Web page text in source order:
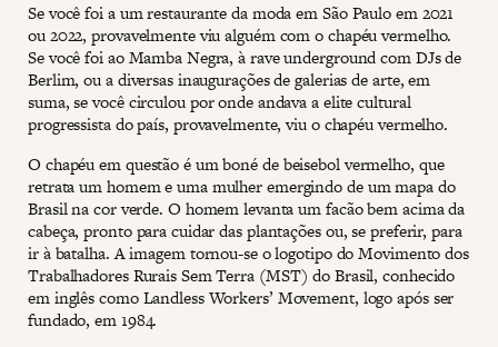
Se você foi a um restaurante da moda em São Paulo em 2021
ou 2022, provavelmente viu alguém com o chapéu vermelho.
Se você foi ao Mamba Negra, à rave underground com DJs de
Berlim, ou a diversas inaugurações de galerias de arte, em
suma, se você circulou por onde andava a elite cultural
progressista do país, provavelmente, viu o chapéu vermelho.
O chapéu em questão é um boné de beisebol vermelho, que
retrata um homem e uma mulher emergindo de um mapa do
Brasil na cor verde. O homem levanta um facão bem acima da
cabeça, pronto para cuidar das plantações ou, se preferir, para
ir à batalha. A imagem tornou-se o logotipo do Movimento dos
Trabalhadores Rurais Sem Terra (MST) do Brasil, conhecido
em inglês como Landless Workers’ Movement, logo após ser
fundado, em 1984.